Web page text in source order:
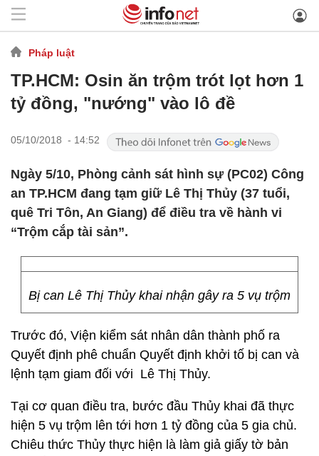
Pháp luật
TP.HCM: Osin ăn trộm trót lọt hơn 1
tỷ đồng, "nướng" vào lô đề
05/10/2018 - 14:52
Ngày 5/10, Phòng cảnh sát hình sự (PC02) Công
an TP.HCM đang tạm giữ Lê Thị Thủy (37 tuổi,
quê Tri Tôn, An Giang) để điều tra về hành vi
“Trộm cắp tài sản”.
Bị can Lê Thị Thủy khai nhận gây ra 5 vụ trộm
Trước đó, Viện kiểm sát nhân dân thành phố ra
Quyết định phê chuẩn Quyết định khởi tố bị can và
lệnh tạm giam đối với Lê Thị Thủy.
Tại cơ quan điều tra, bước đầu Thủy khai đã thực
hiện 5 vụ trộm lên tới hơn 1 tỷ đồng của 5 gia chủ.
Chiêu thức Thủy thực hiện là làm giả giấy tờ bản